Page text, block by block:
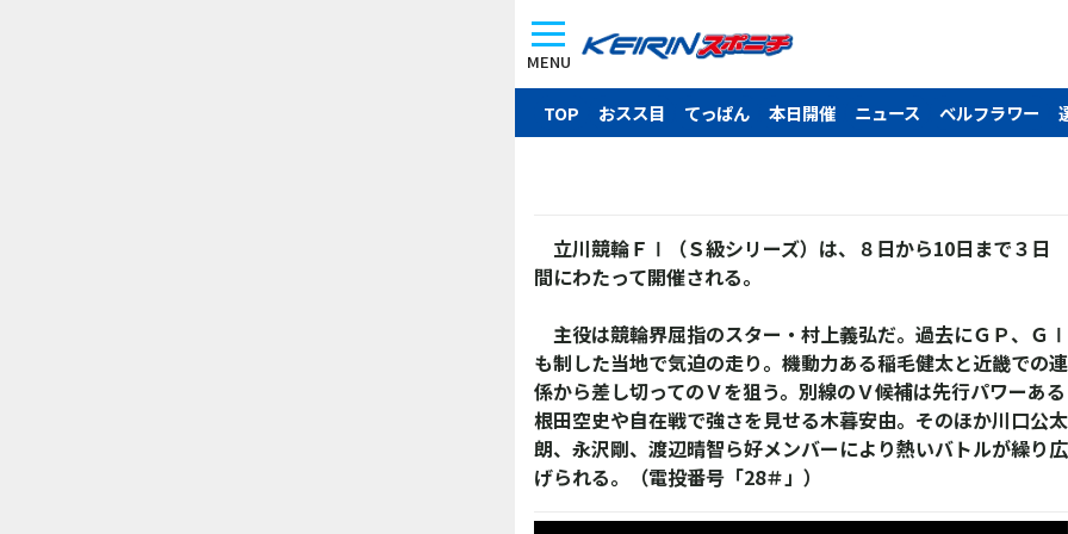
MENU
TOP おスス目 てっぱん 本日開催 ニュース ベルフラワー
立川競輪ＦⅠ（Ｓ級シリーズ）は、８日から10日まで３日
間にわたって開催される。
主役は競輪界屈指のスター・村上義弘だ。過去にＧＰ、ＧⅠ
も制した当地で気迫の走り。機動力ある稲毛健太と近畿での連
係から差し切ってのＶを狙う。別線のＶ候補は先行パワーある
根田空史や自在戦で強さを見せる木暮安由。そのほか川口公太
朗、永沢剛、渡辺晴智ら好メンバーにより熱いバトルが繰り広
げられる。（電投番号「28＃」）